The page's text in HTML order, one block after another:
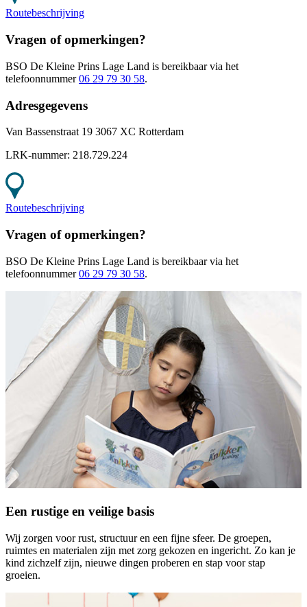
Routebeschrijving
Vragen of opmerkingen?
BSO De Kleine Prins Lage Land is bereikbaar via het
telefoonnummer 06 29 79 30 58.
Adresgegevens
Van Bassenstraat 19 3067 XC Rotterdam
LRK-nummer: 218.729.224
Routebeschrijving
Vragen of opmerkingen?
BSO De Kleine Prins Lage Land is bereikbaar via het
telefoonnummer 06 29 79 30 58.
Een rustige en veilige basis
Wij zorgen voor rust, structuur en een fijne sfeer. De groepen,
ruimtes en materialen zijn met zorg gekozen en ingericht. Zo kan je
kind zichzelf zijn, nieuwe dingen proberen en stap voor stap
groeien.